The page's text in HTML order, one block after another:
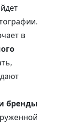
в
бренды